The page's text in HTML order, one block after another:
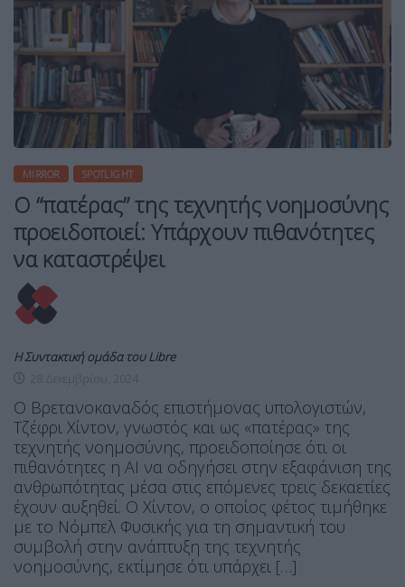
MIRROR SPOTLIGHT
Ο “πατέρας” της τεχνητής νοημοσύνης
προειδοποιεί: Υπάρχουν πιθανότητες
να καταστρέψει
Η Συντακτική ομάδα του Libre
Ο Βρετανοκαναδός επιστήμονας υπολογιστών,
Τζέφρι Χίντον, γνωστός και ως «πατέρας» της
τεχνητής νοημοσύνης, προειδοποίησε ότι οι
πιθανότητες η ΑΙ να οδηγήσει στην εξαφάνιση της
ανθρωπότητας μέσα στις επόμενες τρεις δεκαετίες
έχουν αυξηθεί. Ο Χίντον, ο οποίος φέτος τιμήθηκε
με το Νόμπελ Φυσικής για τη σημαντική του
συμβολή στην ανάπτυξη της τεχνητής
νοημοσύνης, εκτίμησε ότι υπάρχει […]